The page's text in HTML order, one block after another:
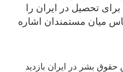
تحصیل در ایران را
میان مستمندان اشاره
بشر در ایران بازدید